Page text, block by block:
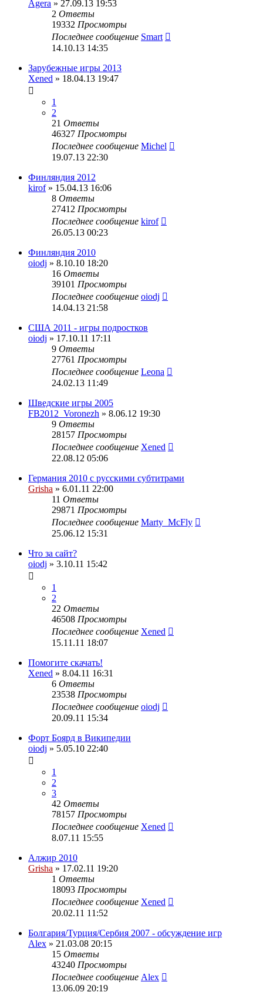
Agera » 27.09.13 19:53
2 Ответы
19332 Просмотры
Последнее сообщение Smart
14.10.13 14:35
Зарубежные игры 2013
Xened » 18.04.13 19:47
1
2
21 Ответы
46327 Просмотры
Последнее сообщение Michel
19.07.13 22:30
Финляндия 2012
kirof» 15.04.13 16:06
8 Ответы
27412 Просмотры
Последнее сообщение kirof
26.05.13 00:23
Финляндия 2010
oiodj » 8.10.10 18:20
16 Ответы
39101 Просмотры
Последнее сообщение oiodj
14.04.13 21:58
США 2011 - игры подростков
oiodj » 17.10.11 17:11
9 Ответы
27761 Просмотры
Последнее сообщение Leona
24.02.13 11:49
Шведские игры 2005
FB2012_Voronezh » 8.06.12 19:30
9 Ответы
28157 Просмотры
Последнее сообщение Xened
22.08.12 05:06
Германия 2010 с русскими субтитрами
Grisha » 6.01.11 22:00
11 Ответы
29871 Просмотры
Последнее сообщение Marty_McFly
25.06.12 15:31
Что за сайт?
oiodj » 3.10.11 15:42
1
2
22 Ответы
46508 Просмотры
Последнее сообщение Xened
15.11.11 18:07
Помогите скачать!
Xened » 8.04.11 16:31
6 Ответы
23538 Просмотры
Последнее сообщение oiodj
20.09.11 15:34
Форт Боярд в Википедии
oiodj » 5.05.10 22:40
1
2
3
42 Ответы
78157 Просмотры
Последнее сообщение Xened
8.07.11 15:55
Алжир 2010
Grisha » 17.02.11 19:20
1 Ответы
18093 Просмотры
Последнее сообщение Xened
20.02.11 11:52
Болгария/Турция/Сербия 2007 - обсуждение игр
Alex » 21.03.08 20:15
15 Ответы
43240 Просмотры
Последнее сообщение Alex
13.06.09 20:19